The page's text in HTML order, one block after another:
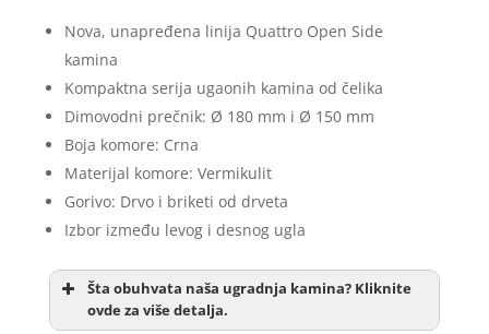
Nova, unapređena linija Quattro Open Side
kamina
Kompaktna serija ugaonih kamina od čelika
Dimovodni prečnik: Ø 180 mm i Ø 150 mm
Boja komore: Crna
Materijal komore: Vermikulit
Gorivo: Drvo i briketi od drveta
Izbor između levog i desnog ugla
Šta obuhvata naša ugradnja kamina? Kliknite
ovde za više detalja.